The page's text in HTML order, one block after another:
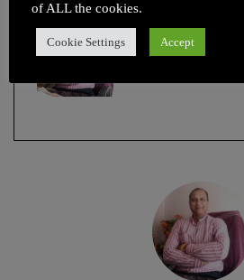
of ALL the cookies.
Cookie Settings Accept